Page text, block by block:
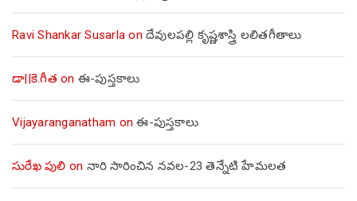
Ravi Shankar Susarla on దేవులపల్లి కృష్ణశాస్త్రి లలితగీతాలు
డా||కె.గీత on ఈ-పుస్తకాలు
Vijayaranganatham onఈ-పుస్తకాలు
సురేఖ పులి on నారి సారించిన నవల-23 తెన్నేటి హేమలత